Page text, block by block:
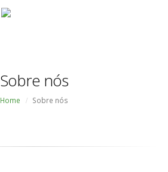
Sobre nós
Home Sobre nós